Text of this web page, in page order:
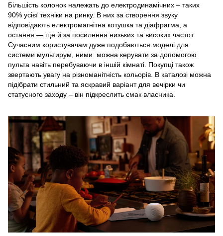
Більшість колонок належать до електродинамічних – таких
90% усієї техніки на ринку. В них за створення звуку
відповідають електромагнітна котушка та діафрагма, а
остання — ще й за посилення низьких та високих частот.
Сучасним користувачам дуже подобаються моделі для
системи мультирум, ними можна керувати за допомогою
пульта навіть перебуваючи в іншій кімнаті. Покупці також
звертають увагу на різноманітність кольорів. В каталозі можна
підібрати стильний та яскравий варіант для вечірки чи
статусного заходу – він підкреслить смак власника.